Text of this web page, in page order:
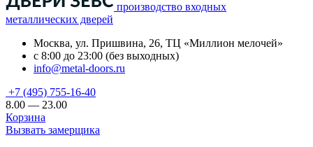
производство входных
металлических дверей
Москва, ул. Пришвина, 26, ТЦ «Миллион мелочей»
с 8:00 до 23:00 (без выходных)
info@metal-doors.ru
+7 (495) 755-16-40
8.00 — 23.00
Корзина
Вызвать замерщика